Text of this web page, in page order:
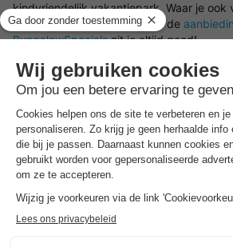
kindvriendelijk vakantiepark. Waar je ook
vakantiehuisje in Limousin en de
BungalowSpecialszit je altijd goed!
Best beoordeelde
Limousin.
Vind de selectie van vakantieparken in
beste reviews.